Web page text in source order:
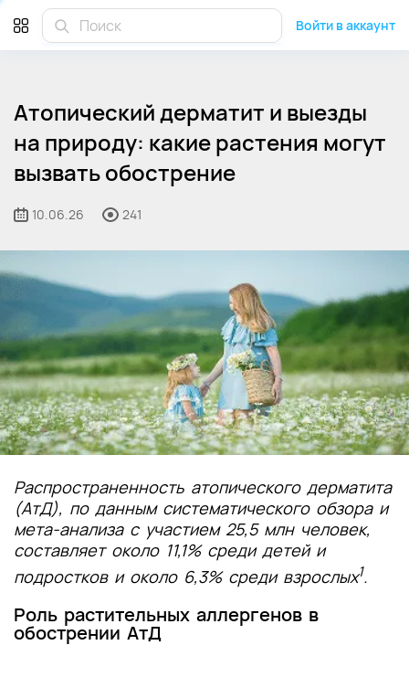
Войти в аккаунт
Атопический дерматит и выезды
на природу: какие растения могут
вызвать обострение
10.06.26 241
Распространенность атопического дерматита
(АтД), по данным систематического обзора и
мета-анализа с участием 25,5 млн человек,
составляет около 11,1% среди детей и
подростков и около 6,3% среди взрослых1.
Роль растительных аллергенов в
обострении АтД